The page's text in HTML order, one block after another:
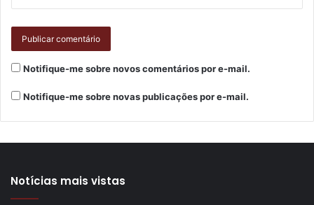
– Participação da ONG Nós do Poder Rosa, que atende
vítimas de violência doméstica;
– Participação da ONG Londrina Pazeando, com orientação
e apresentação de materiais desenvolvidos para trabalhar
a Cultura de Paz;
Carteira de Identidade;
Notifique-me sobre novos comentários por e-mail.
Notifique-me sobre novas publicações por e-mail.
Notícias mais vistas